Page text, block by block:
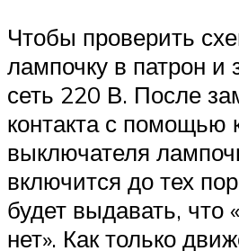
Чтобы проверить
лампочку в патрон и
сеть 220 В. После
контакта с помощью
выключателя
включится до тех
будет выдавать, что
нет». Как только